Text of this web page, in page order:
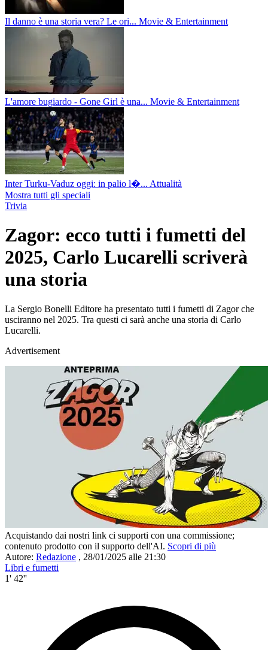
Il danno è una storia vera? Le ori... Movie & Entertainment
L'amore bugiardo - Gone Girl è una... Movie & Entertainment
Inter Turku-Vaduz oggi: in palio l�... Attualità
Mostra tutti gli speciali
Trivia
Zagor: ecco tutti i fumetti del
2025, Carlo Lucarelli scriverà
una storia
La Sergio Bonelli Editore ha presentato tutti i fumetti di Zagor che
usciranno nel 2025. Tra questi ci sarà anche una storia di Carlo
Lucarelli.
Advertisement
Acquistando dai nostri link ci supporti con una commissione;
contenuto prodotto con il supporto dell'AI. Scopri di più
Autore: Redazione , 28/01/2025 alle 21:30
Libri e fumetti
1' 42''